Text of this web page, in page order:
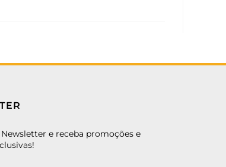
Newsletter e receba promoções e